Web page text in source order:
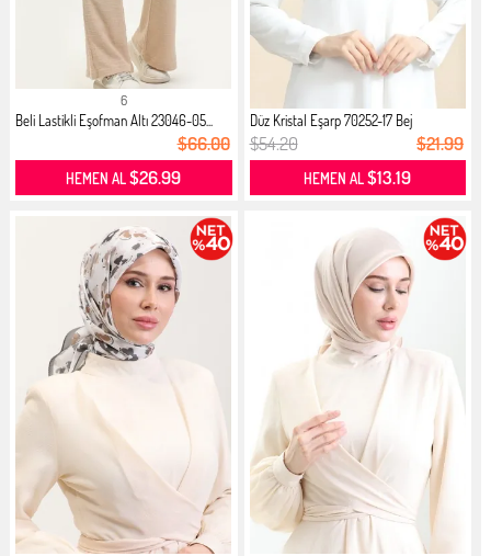
6
Beli Lastikli Eşofman Altı 23046-05...
$66.00
HEMEN AL$26.99
Düz Kristal Eşarp 70252-17 Bej
$54.20 $21.99
HEMEN AL$13.19